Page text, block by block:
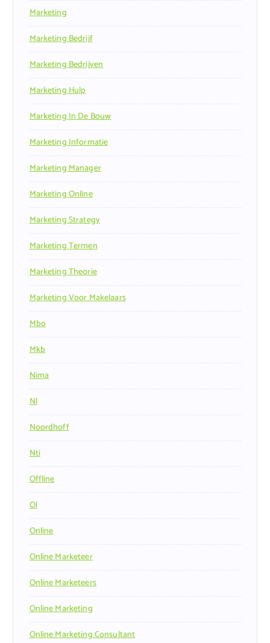
Marketing
Marketing Bedrijf
Marketing Bedrijven
Marketing Hulp
Marketing In De Bouw
Marketing Informatie
Marketing Manager
Marketing Online
Marketing Strategy
Marketing Termen
Marketing Theorie
Marketing Voor Makelaars
Mbo
Mkb
Nima
Nl
Noordhoff
Nti
Offline
Ol
Online
Online Marketeer
Online Marketeers
Online Marketing
Online Marketing Consultant